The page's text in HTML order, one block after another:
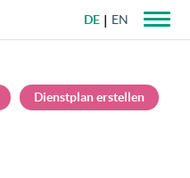
DE EN
Dienstplan erstellen